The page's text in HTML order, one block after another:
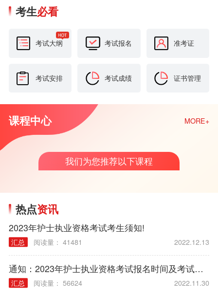
考生必看
考试大纲 考试报名 准考证
考试安排 考试成绩 证书管理
课程中心 MORE+
我们为您推荐以下课程
热点资讯
2023年护士执业资格考试考生须知!
汇总 阅读量： 41481 2022.12.13
通知：2023年护士执业资格考试报名时间及考试时间
汇总 阅读量： 56624 2022.11.30